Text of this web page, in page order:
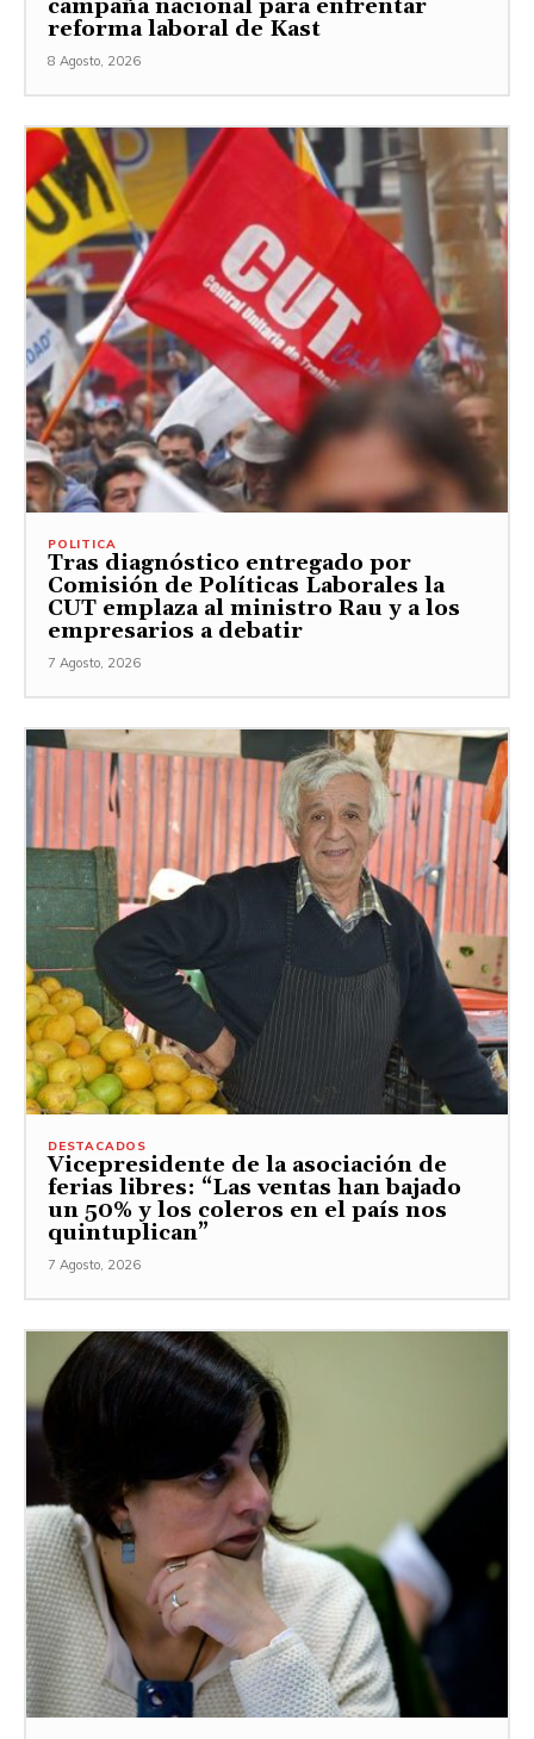
campaña nacional para enfrentar
reforma laboral de Kast
8 Agosto, 2026
POLITICA
Tras diagnóstico entregado por
Comisión de Políticas Laborales la
CUT emplaza al ministro Rau y a los
empresarios a debatir
7 Agosto, 2026
DESTACADOS
Vicepresidente de la asociación de
ferias libres: “Las ventas han bajado
un 50% y los coleros en el país nos
quintuplican”
7 Agosto, 2026